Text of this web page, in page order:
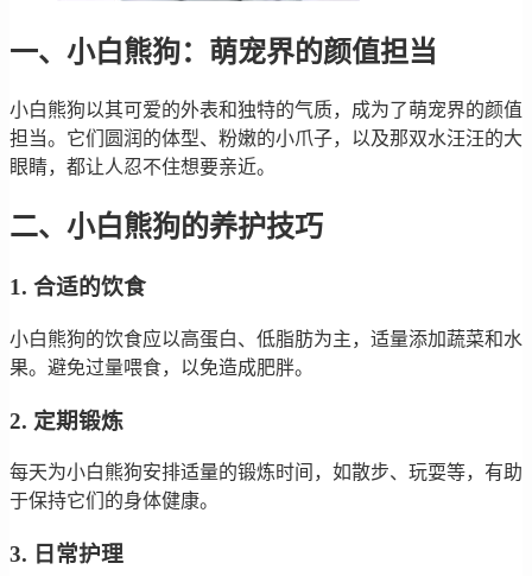
一、小白熊狗：萌宠界的颜值担当
小白熊狗以其可爱的外表和独特的气质，成为了萌宠界的颜值
担当。它们圆润的体型、粉嫩的小爪子，以及那双水汪汪的大
眼睛，都让人忍不住想要亲近。
二、小白熊狗的养护技巧
1. 合适的饮食
小白熊狗的饮食应以高蛋白、低脂肪为主，适量添加蔬菜和水
果。避免过量喂食，以免造成肥胖。
2. 定期锻炼
每天为小白熊狗安排适量的锻炼时间，如散步、玩耍等，有助
于保持它们的身体健康。
3. 日常护理